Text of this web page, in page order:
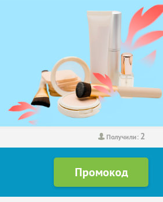
Получили: 2